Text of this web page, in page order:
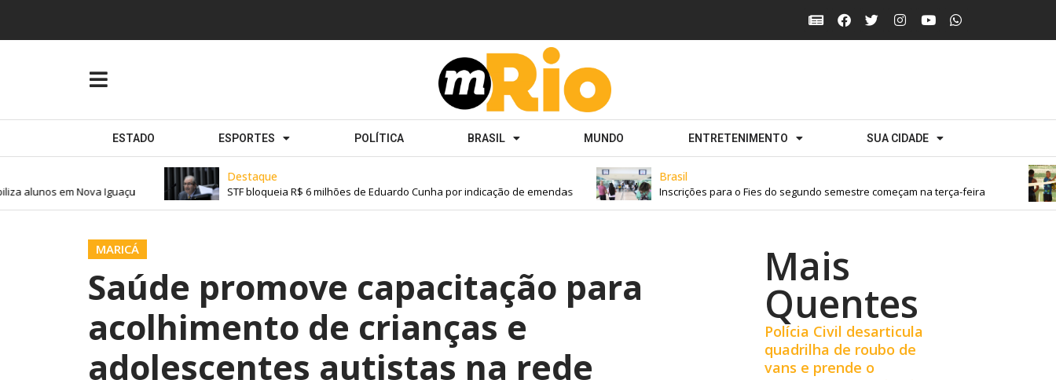
ESTADO ESPORTES POLÍTICA BRASIL MUNDO ENTRETENIMENTO SUA CIDADE
Destaque
STF bloqueia R$ 6 milhões de Eduardo Cunha por indicação de emendas
Brasil
Inscrições para o Fies do segundo semestre começam na terça-feira
em Nova Iguaçu
MARICÁ
Saúde promove capacitação para
acolhimento de crianças e
adolescentes autistas na rede
Mais
Quentes
Polícia Civil desarticula
quadrilha de roubo de
vans e prende o